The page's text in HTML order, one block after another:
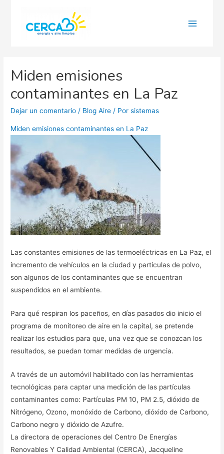
Miden emisiones
contaminantes en La Paz
Dejar un comentario / Blog Aire / Porsistemas
Miden emisiones contaminantes en La Paz
Las constantes emisiones de las termoeléctricas en La Paz, el
incremento de vehículos en la ciudad y partículas de polvo,
son algunos de los contaminantes que se encuentran
suspendidos en el ambiente.
Para qué respiran los paceños, en días pasados dio inicio el
programa de monitoreo de aire en la capital, se pretende
realizar los estudios para que, una vez que se conozcan los
resultados, se puedan tomar medidas de urgencia.
A través de un automóvil habilitado con las herramientas
tecnológicas para captar una medición de las partículas
contaminantes como: Partículas PM 10, PM 2.5, dióxido de
Nitrógeno, Ozono, monóxido de Carbono, dióxido de Carbono,
Carbono negro y dióxido de Azufre.
La directora de operaciones del Centro De Energías
Renovables Y Calidad Ambiental (CERCA), Jacqueline